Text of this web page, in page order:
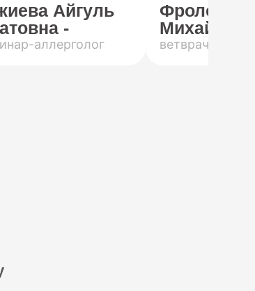
Айгуль
-
аллерголог
Фролов
ветврач-